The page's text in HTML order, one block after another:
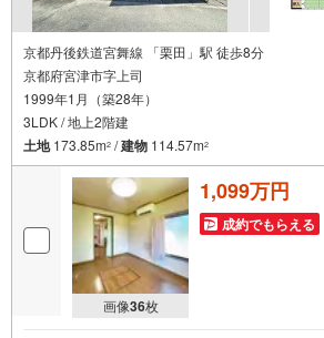
京都丹後鉄道宮舞線 「栗田」駅 徒歩8分
京都府宮津市字上司
1999年1月（築28年）
3LDK / 地上2階建
土地173.85m2 /建物 114.57m2
画像36枚
1,099万円
成約でもらえる